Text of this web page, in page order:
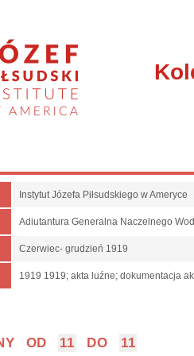
Instytut Józefa Piłsudskiego w Ameryce
Adiutantura Generalna Naczelnego
Czerwiec- grudzień 1919
1919 1919; akta luźne; dokumentacja
OD 11 DO 11